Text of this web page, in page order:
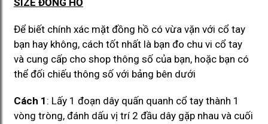
SIZE ĐỒNG HỒ
Để biết chính xác mặt đồng hồ có vừa vặn với cổ tay
bạn hay không, cách tốt nhất là bạn đo chu vi cổ tay
và cung cấp cho shop thông số của bạn, hoặc bạn có
thể đối chiếu thông số với bảng bên dưới
Cách 1 : Lấy 1 đoạn dây quấn quanh cổ tay thành 1
vòng tròng, đánh dấu vị trí 2 đầu dây gặp nhau và cuối